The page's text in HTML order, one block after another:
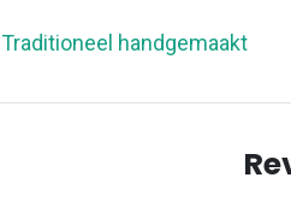
Traditioneel handgemaakt